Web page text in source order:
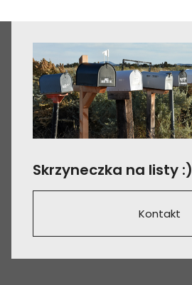
Skrzyneczka na listy :)
Kontakt